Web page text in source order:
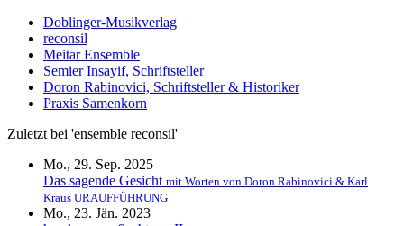
Doblinger-Musikverlag
reconsil
Meitar Ensemble
Semier Insayif, Schriftsteller
Doron Rabinovici, Schriftsteller & Historiker
Praxis Samenkorn
Zuletzt bei 'ensemble reconsil'
Mo., 29. Sep. 2025
Das sagende Gesicht mit Worten von Doron Rabinovici & Karl
Kraus URAUFFÜHRUNG
Mo., 23. Jän. 2023